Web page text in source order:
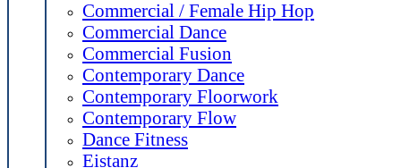
Commercial / Female Hip Hop
Commercial Dance
Commercial Fusion
Contemporary Dance
Contemporary Floorwork
Contemporary Flow
Dance Fitness
Eistanz